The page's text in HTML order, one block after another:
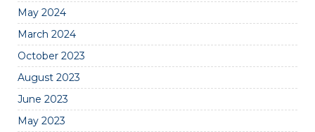
May 2024
March 2024
October 2023
August 2023
June 2023
May 2023